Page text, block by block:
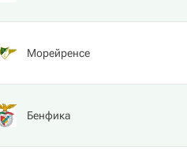
Морейренсе
Бенфика